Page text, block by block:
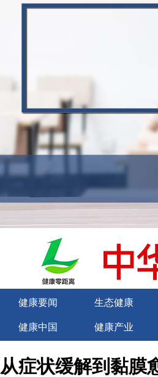
健康要闻 生态健康
健康中国 健康产业
从症状缓解到黏膜